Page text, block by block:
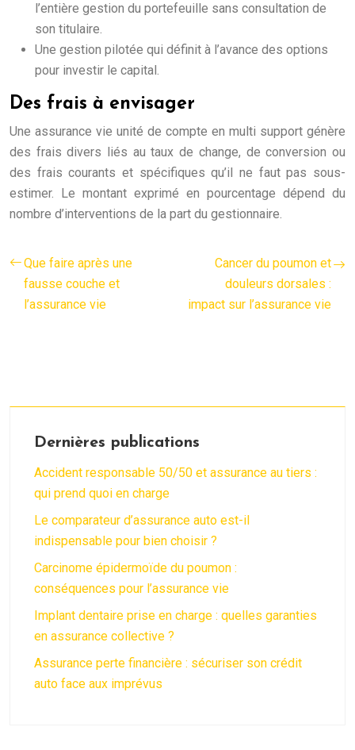
l’entière gestion du portefeuille sans consultation de
son titulaire.
Une gestion pilotée qui définit à l’avance des options
pour investir le capital.
Des frais à envisager
Une assurance vie unité de compte en multi support génère
des frais divers liés au taux de change, de conversion ou
des frais courants et spécifiques qu’il ne faut pas sous-
estimer. Le montant exprimé en pourcentage dépend du
nombre d’interventions de la part du gestionnaire.
Que faire après une
fausse couche et
l’assurance vie
Cancer du poumon et
douleurs dorsales :
impact sur l’assurance vie
Dernières publications
Accident responsable 50/50 et assurance au tiers :
qui prend quoi en charge
Le comparateur d’assurance auto est-il
indispensable pour bien choisir ?
Carcinome épidermoïde du poumon :
conséquences pour l’assurance vie
Implant dentaire prise en charge : quelles garanties
en assurance collective ?
Assurance perte financière : sécuriser son crédit
auto face aux imprévus